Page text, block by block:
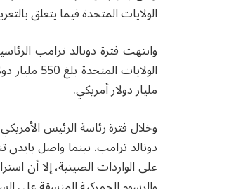
الولايات المتحدة فيما يتعلق
وانتهت فترة دونالد ترامب
مليار دولار أمريكي.
دونالد ترامب. بينما واصل
على الواردات الصينية، إلا أن